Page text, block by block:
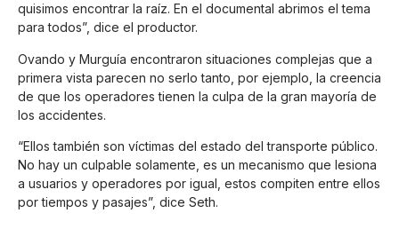
quisimos encontrar la raíz. En el documental abrimos el tema
para todos”, dice el productor.
Ovando y Murguía encontraron situaciones complejas que a
primera vista parecen no serlo tanto, por ejemplo, la creencia
de que los operadores tienen la culpa de la gran mayoría de
los accidentes.
“Ellos también son víctimas del estado del transporte público.
No hay un culpable solamente, es un mecanismo que lesiona
a usuarios y operadores por igual, estos compiten entre ellos
por tiempos y pasajes”, dice Seth.